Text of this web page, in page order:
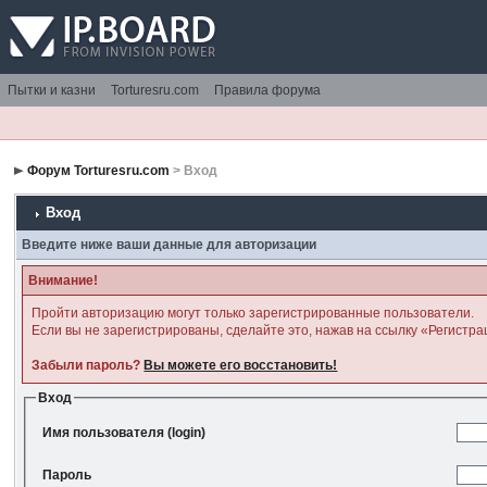
Пытки и казни Torturesru.com Правила форума
Форум Torturesru.com > Вход
Вход
Введите ниже ваши данные для авторизации
Внимание!
Пройти авторизацию могут только зарегистрированные пользователи.
Если вы не зарегистрированы, сделайте это, нажав на ссылку
Забыли пароль? Вы можете его восстановить!
Вход
Имя пользователя (login)
Пароль